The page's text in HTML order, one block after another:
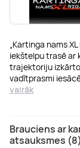
„Kartinga nams
iekštelpu trasē ar
trajektoriju
vadītprasmi
vairāk
Brauciens ar
atsauksmes (8)